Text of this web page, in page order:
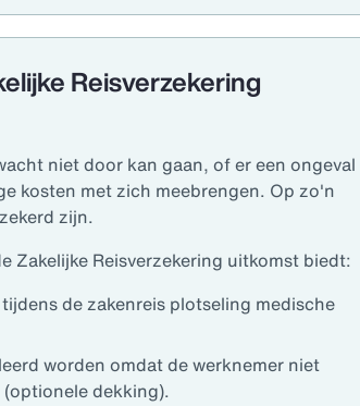
Reisverzekering
niet door kan gaan, of er een ongeval
kosten met zich meebrengen. Op zo'n
zijn.
Zakelijke Reisverzekering uitkomst biedt:
de zakenreis plotseling medische
worden omdat de werknemer niet
dekking).